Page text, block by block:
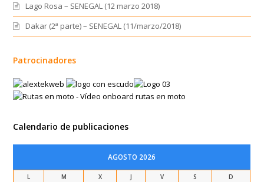
Lago Rosa – SENEGAL (12 marzo 2018)
Dakar (2ª parte) – SENEGAL (11/marzo/2018)
Patrocinadores
Calendario de publicaciones
AGOSTO 2026
L M X J V S
D